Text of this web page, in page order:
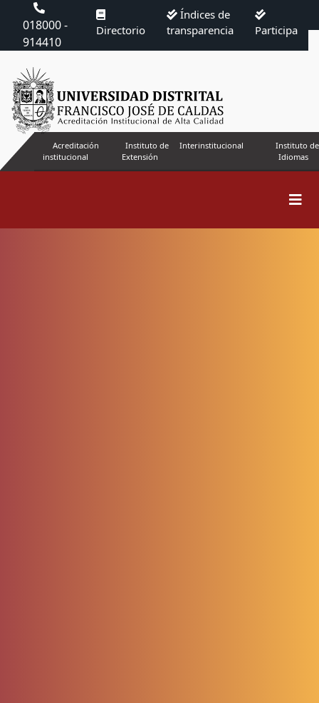
018000 -
914410
Directorio
Índices de
transparencia
Participa
Acreditación
institucional
Instituto de
Extensión
Interinstitucional
Instituto de
Idiomas